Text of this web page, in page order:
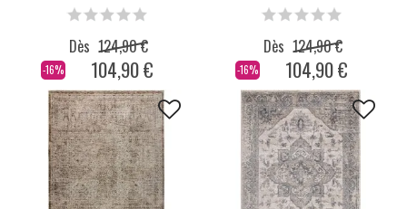
-16%
Dès 124,90 €
104,90 € -16%
Dès 124,90 €
104,90 €